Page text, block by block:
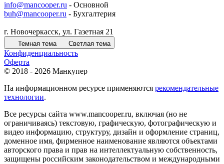
info@mancooper.ru - Основной
buh@mancooper.ru - Бухгалтерия
г. Новочеркасск, ул. Газетная 21
Темная тема Светлая тема
Конфиденциальность
Оферта
© 2018 - 2026 Манкупер
На информационном ресурсе применяются рекомендательные
технологии.
Все ресурсы сайта www.mancooper.ru, включая (но не
ограничиваясь) текстовую, графическую, фотографическую и
видео информацию, структуру, дизайн и оформление страниц,
доменное имя, фирменное наименование являются объектами
авторского права и прав на интеллектуальную собственность,
защищены российским законодательством и международными